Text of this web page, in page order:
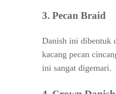
3. Pecan Braid
Danish ini dibentuk
kacang pecan
ini sangat digemari.